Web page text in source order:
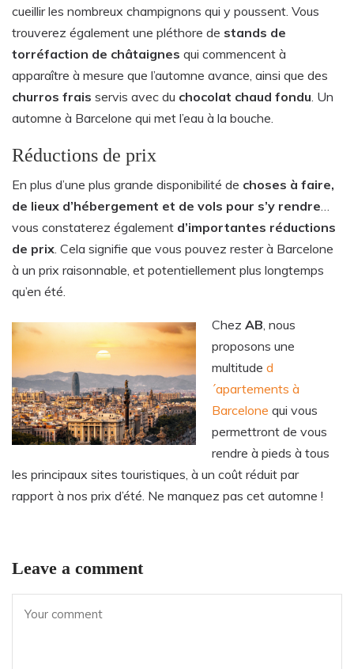
cueillir les nombreux champignons qui y poussent. Vous
trouverez également une pléthore de stands de
torréfaction de châtaignes qui commencent à
apparaître à mesure que l’automne avance, ainsi que des
churros frais servis avec du chocolat chaud fondu . Un
automne à Barcelone qui met l’eau à la bouche.
Réductions de prix
En plus d’une plus grande disponibilité de choses à faire,
de lieux d’hébergement et de vols pour s’y rendre
vous constaterez également d’importantes réductions
de prix . Cela signifie que vous pouvez rester à Barcelone
à un prix raisonnable, et potentiellement plus longtemps
qu’en été.
Chez AB , nous
proposons une
multitude d
´apartements à
Barcelone qui vous
permettront de vous
rendre à pieds à tous
les principaux sites touristiques, à un coût réduit par
rapport à nos prix d’été. Ne manquez pas cet automne !
Leave a comment